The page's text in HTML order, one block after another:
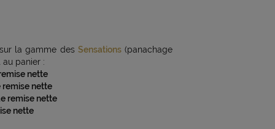
la gamme des Sensations(panachage
panier :
nette
remise nette
remise nette
nette